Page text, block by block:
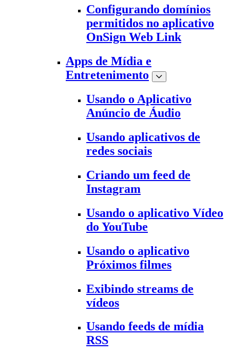
Configurando domínios
permitidos no aplicativo
OnSign Web Link
Apps de Mídia e
Entretenimento
Usando o Aplicativo
Anúncio de Áudio
Usando aplicativos de
redes sociais
Criando um feed de
Instagram
Usando o aplicativo Vídeo
do YouTube
Usando o aplicativo
Próximos filmes
Exibindo streams de
vídeos
Usando feeds de mídia
RSS